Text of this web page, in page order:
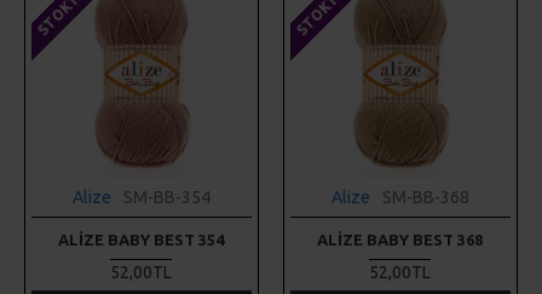
Alize SM-BB-354
ALIZE BABY BEST 354
52,00TL
Alize SM-BB-368
ALIZE BABY BEST 368
52,00TL